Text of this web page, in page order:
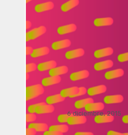
Vinculación /
.
Dialogo
arte y la
aumentada por
6 diciembre, 2015